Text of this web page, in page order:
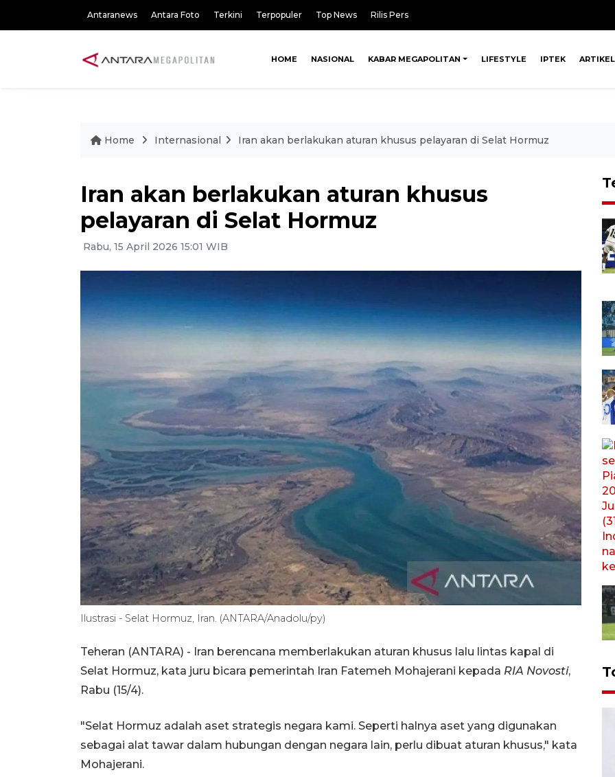
Antaranews Antara Foto Terkini Terpopuler Top News Rilis Pers
HOME NASIONAL KABAR MEGAPOLITAN LIFESTYLE IPTEK ARTIKEL
Home Internasional Iran akan berlakukan aturan khusus pelayaran di Selat Hormuz
Iran akan berlakukan aturan khusus
pelayaran di Selat Hormuz
Rabu, 15 April 2026 15:01 WIB
Ilustrasi - Selat Hormuz, Iran. (ANTARA/Anadolu/py)
Teheran (ANTARA) - Iran berencana memberlakukan aturan khusus lalu lintas kapal di
Selat Hormuz, kata juru bicara pemerintah Iran Fatemeh Mohajerani kepada RIA Novosti,
Rabu (15/4).
"Selat Hormuz adalah aset strategis negara kami. Seperti halnya aset yang digunakan
sebagai alat tawar dalam hubungan dengan negara lain, perlu dibuat aturan khusus," kata
Mohajerani.